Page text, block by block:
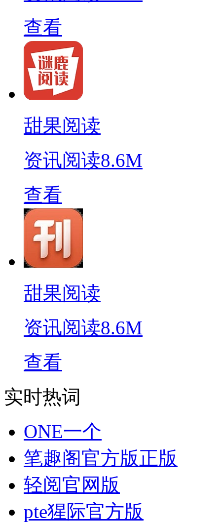
查看
甜果阅读
资讯阅读8.6M
查看
甜果阅读
资讯阅读8.6M
查看
实时热词
ONE一个
笔趣阁官方版正版
轻阅官网版
pte猩际官方版